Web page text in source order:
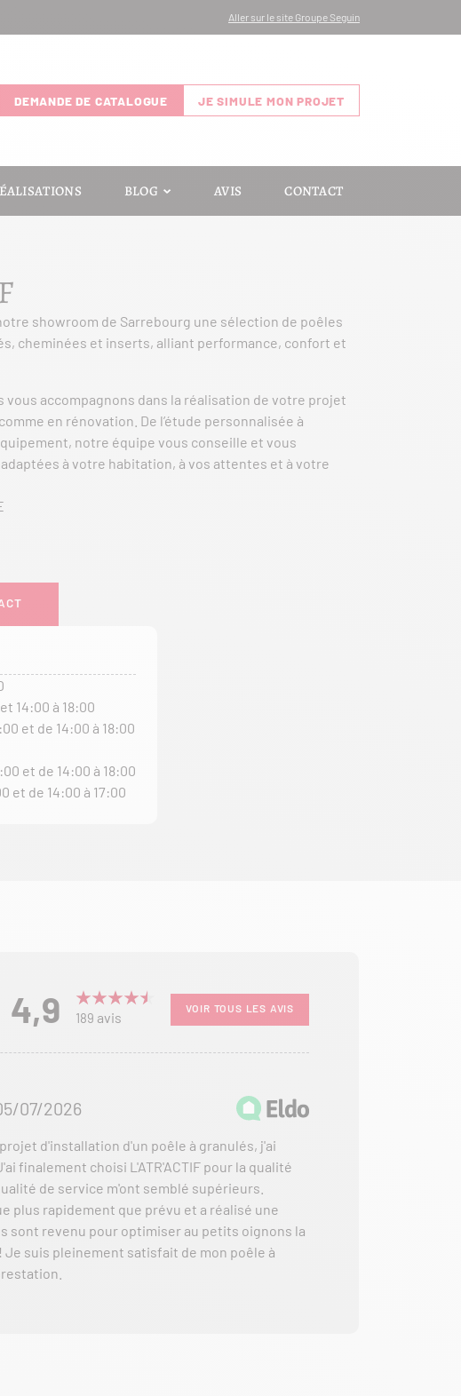
Aller sur le site Groupe Seguin
DEMANDE DE CATALOGUE JE SIMULE MON PROJET
BLOG AVIS CONTACT
showroom de Sarrebourg une sélection de poêles
cheminées et inserts, alliant performance, confort et
vous accompagnons dans la réalisation de votre projet
en rénovation. De l’étude personnalisée à
notre équipe vous conseille et vous
à votre habitation, à vos attentes et à votre
14:00 à 18:00
et de 14:00 à 18:00
et de 14:00 à 18:00
et de 14:00 à 17:00
4,9 189 avis
VOIR TOUS LES AVIS
07/2026
d'installation d'un poêle à granulés, j'ai
finalement choisi L'ATR'ACTIF pour la qualité
de service m'ont semblé supérieurs.
plus rapidement que prévu et a réalisé une
sont revenu pour optimiser au petits oignons la
Je suis pleinement satisfait de mon poêle à